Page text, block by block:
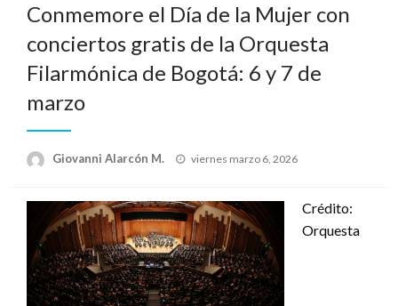
Conmemore el Día de la Mujer con
conciertos gratis de la Orquesta
Filarmónica de Bogotá: 6 y 7 de
marzo
Giovanni Alarcón M.
Publicado
viernes marzo 6, 2026
Crédito:
Orquesta